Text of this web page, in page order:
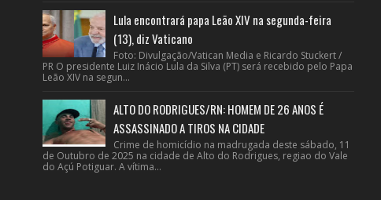
Lula encontrará papa Leão XIV na segunda-feira
(13), diz Vaticano
Foto: Divulgação/Vatican Media e Ricardo Stuckert /
PR O presidente Luiz Inácio Lula da Silva (PT) será recebido pelo Papa
Leão XIV na segun...
ALTO DO RODRIGUES/RN: HOMEM DE 26 ANOS É
ASSASSINADO A TIROS NA CIDADE
Crime de homicídio na madrugada deste sábado, 11
de Outubro de 2025 na cidade de Alto do Rodrigues, regiao do Vale
do Açú Potiguar. A vítima...